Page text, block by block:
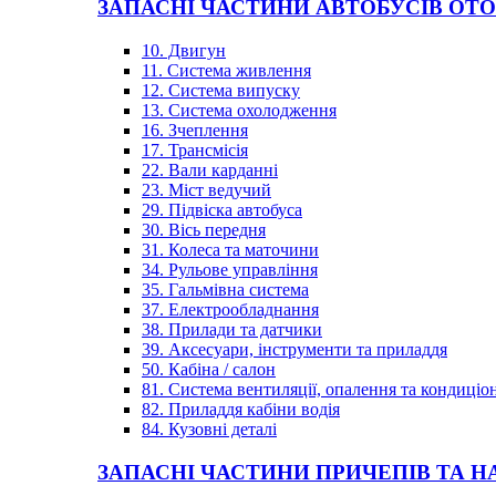
ЗАПАСНІ ЧАСТИНИ АВТОБУСІВ
10. Двигун
11. Система живлення
12. Система випуску
13. Система охолодження
16. Зчеплення
17. Трансмісія
22. Вали карданні
23. Міст ведучий
29. Підвіска автобуса
30. Вісь передня
31. Колеса та маточини
34. Рульове управління
35. Гальмівна система
37. Електрообладнання
38. Прилади та датчики
39. Аксесуари, інструменти та приладдя
50. Кабіна / салон
81. Система вентиляції, опалення та
82. Приладдя кабіни водія
84. Кузовні деталі
ЗАПАСНІ ЧАСТИНИ ПРИЧЕПІВ ТА